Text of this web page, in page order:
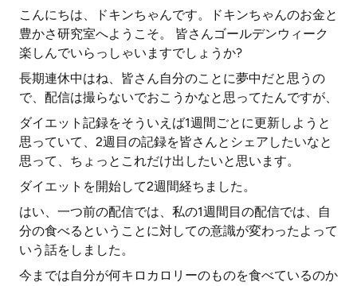
こんにちは、ドキンちゃんです。ドキンちゃんのお金と
豊かさ研究室へようこそ。 皆さんゴールデンウィーク
楽しんでいらっしゃいますでしょうか?
長期連休中はね、皆さん自分のことに夢中だと思うの
で、配信は撮らないでおこうかなと思ってたんですが、
ダイエット記録をそういえば1週間ごとに更新しようと
思っていて、2週目の記録を皆さんとシェアしたいなと
思って、ちょっとこれだけ出したいと思います。
ダイエットを開始して2週間経ちました。
はい、一つ前の配信では、私の1週間目の配信では、自
分の食べるということに対しての意識が変わったよって
いう話をしました。
今までは自分が何キロカロリーのものを食べているのか